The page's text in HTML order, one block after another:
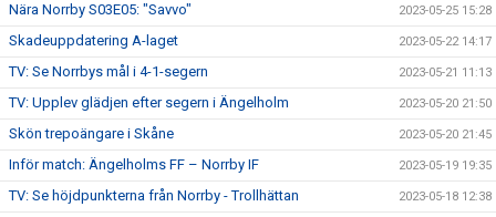
Nära Norrby S03E05: "Savvo" 2023-05-25 15:28
Skadeuppdatering A-laget 2023-05-22 14:17
TV: Se Norrbys mål i 4-1-segern 2023-05-21 11:13
TV: Upplev glädjen efter segern i Ängelholm 2023-05-20 21:50
Skön trepoängare i Skåne 2023-05-20 21:45
Inför match: Ängelholms FF – Norrby IF 2023-05-19 19:35
TV: Se höjdpunkterna från Norrby - Trollhättan 2023-05-18 12:38